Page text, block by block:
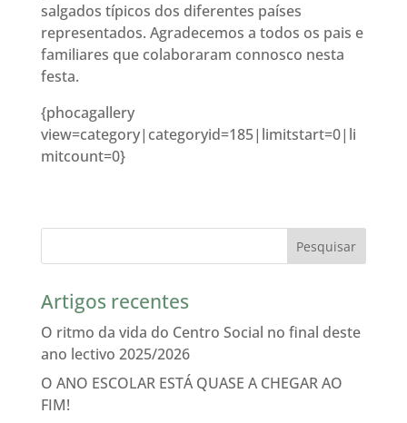
salgados típicos dos diferentes países
representados. Agradecemos a todos os pais e
familiares que colaboraram connosco nesta
festa.
{phocagallery
view=category|categoryid=185|limitstart=0|li
mitcount=0}
Artigos recentes
O ritmo da vida do Centro Social no final deste
ano lectivo 2025/2026
O ANO ESCOLAR ESTÁ QUASE A CHEGAR AO
FIM!